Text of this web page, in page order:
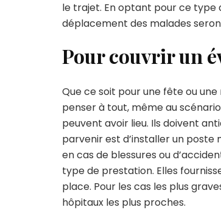
le trajet. En optant pour ce type
déplacement des malades
Pour couvrir un
Que ce soit pour une fête ou
penser à tout, même au
peuvent avoir lieu. Ils doivent
parvenir est d’installer un
en cas de blessures ou
type de prestation. Elles
place. Pour les cas les plus
hôpitaux les plus proches.